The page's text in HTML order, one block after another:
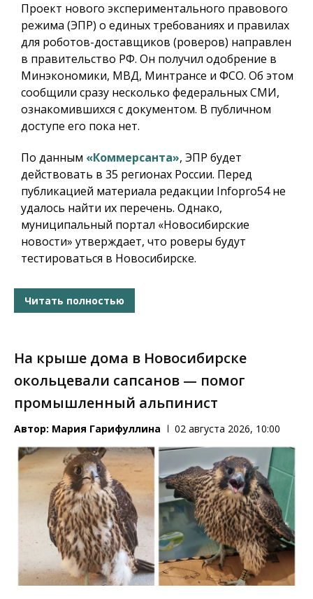
Проект нового экспериментального правового
режима (ЭПР) о единых требованиях и правилах
для роботов-доставщиков (роверов) направлен
в правительство РФ. Он получил одобрение в
Минэкономики, МВД, Минтрансе и ФСО. Об этом
сообщили сразу несколько федеральных СМИ,
ознакомившихся с документом. В публичном
доступе его пока нет.
По данным «Коммерсанта», ЭПР будет
действовать в 35 регионах России. Перед
публикацией материала редакции Infopro54 не
удалось найти их перечень. Однако,
муниципальный портал «Новосибирские
новости» утверждает, что роверы будут
тестироваться в Новосибирске.
Читать полностью
На крыше дома в Новосибирске
окольцевали сапсанов — помог
промышленный альпинист
Автор: Мария Гарифуллина 02 августа 2026, 10:00